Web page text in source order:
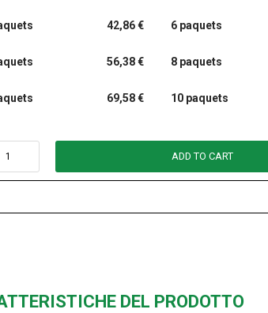
42,86 € 6 paquets
56,38 € 8 paquets
69,58 € 10 paquets
ADD TO CART
DEL PRODOTTO